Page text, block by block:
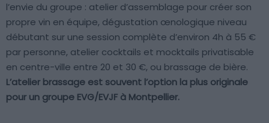
l’envie du groupe : atelier d’assemblage pour créer son
propre vin en équipe, dégustation œnologique niveau
débutant sur une session complète d’environ 4h à 55 €
par personne, atelier cocktails et mocktails privatisable
en centre-ville entre 20 et 30 €, ou brassage de bière.
L’atelier brassage est souvent l’option la plus originale
pour un groupe EVG/EVJF à Montpellier.